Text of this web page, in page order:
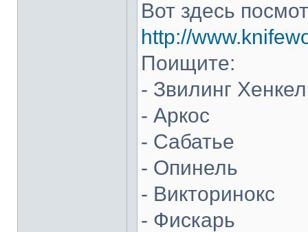
Вот здесь
http://
Поищите:
- Звилинг
- Аркос
- Сабатье
- Опинель
- Викторинокс
- Фискарь